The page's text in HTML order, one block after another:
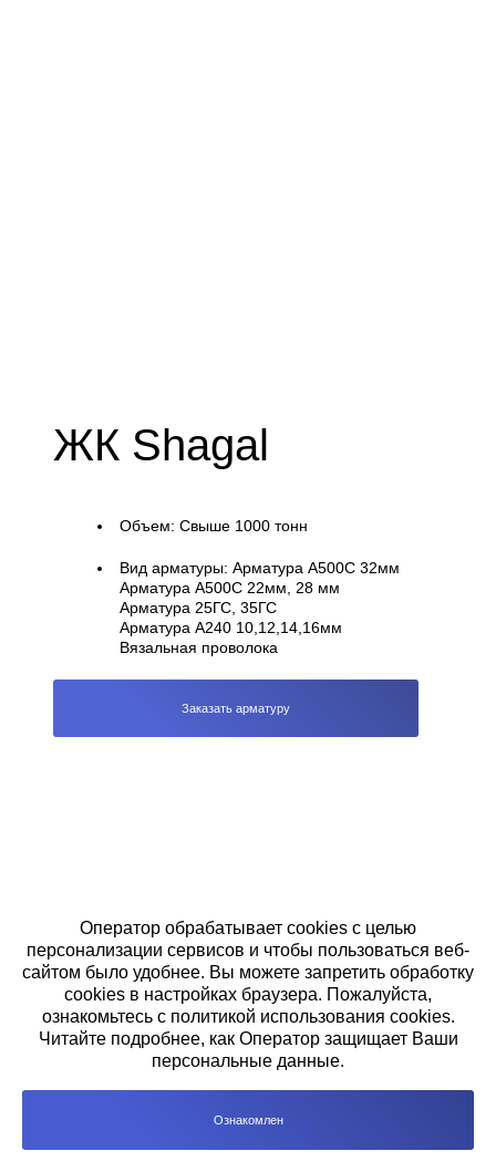
ЖК Shagal
Объем: Свыше 1000 тонн
Вид арматуры: Арматура А500С 32мм
Арматура А500С 22мм, 28 мм
Арматура 25ГС, 35ГС
Арматура А240 10,12,14,16мм
Вязальная проволока
Заказать арматуру
Оператор обрабатывает cookies с целью
персонализации сервисов и чтобы пользоваться веб-
сайтом было удобнее. Вы можете запретить обработку
cookies в настройках браузера. Пожалуйста,
ознакомьтесь с политикой использования cookies.
Читайте подробнее, как Оператор защищает Ваши
персональные данные.
Ознакомлен